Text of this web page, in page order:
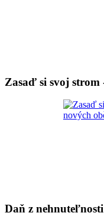
Zasaď si svoj
Daň z nehnuteľnosti